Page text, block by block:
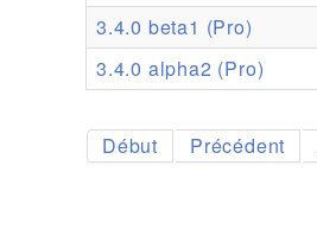
3.4.0 beta1 (Pro)
3.4.0 alpha2 (Pro)
Début Précédent